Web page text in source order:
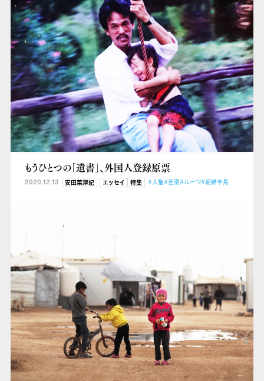
もうひとつの「遺書」、外国人登録原票
2020.12.13 安田菜津紀 エッセイ 特集 #人権#差別#ルーツ#朝鮮半島